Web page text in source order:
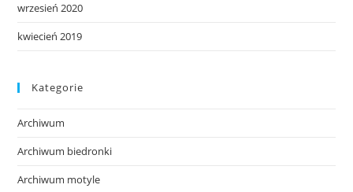
wrzesień 2020
kwiecień 2019
Kategorie
Archiwum
Archiwum biedronki
Archiwum motyle